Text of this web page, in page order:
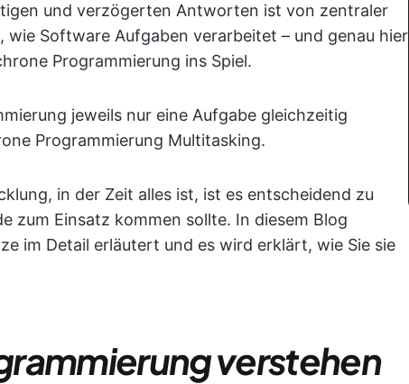
und verzögerten Antworten ist von zentraler
wie Software Aufgaben verarbeitet – und genau hier
Programmierung ins Spiel.
jeweils nur eine Aufgabe gleichzeitig
Programmierung Multitasking.
in der Zeit alles ist, ist es entscheidend zu
zum Einsatz kommen sollte. In diesem Blog
im Detail erläutert und es wird erklärt, wie Sie sie
verstehen